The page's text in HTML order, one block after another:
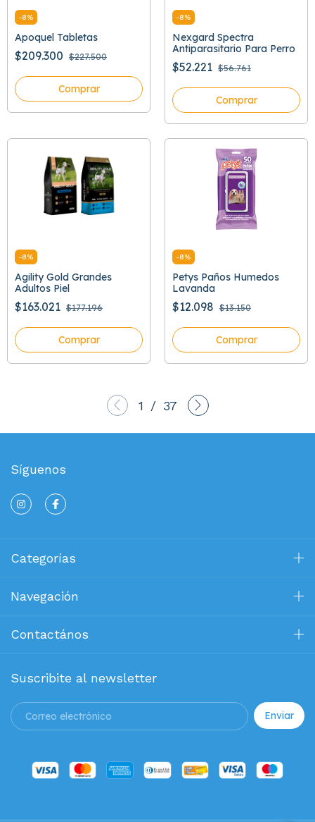
-8%
Apoquel Tabletas
$209.300 $227.500
Comprar
-8%
Nexgard Spectra
Antiparasitario Para Perro
$52.221 $56.761
Comprar
-8%
Agility Gold Grandes
Adultos Piel
$163.021 $177.196
Comprar
-8%
Petys Paños Humedos
Lavanda
$12.098 $13.150
Comprar
1 / 37
Síguenos
Categorías
Navegación
Contactános
Suscribite al newsletter